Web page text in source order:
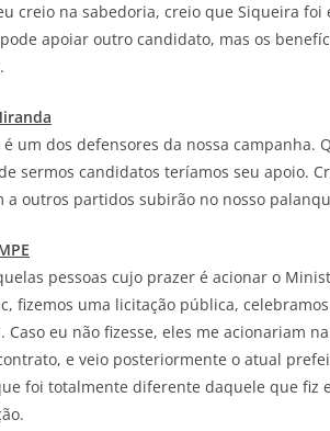
creio na sabedoria, creio que Siqueira
apoiar outro candidato, mas os
é um dos defensores da nossa campanha.
sermos candidatos teríamos seu apoio.
a outros partidos subirão no nosso
pessoas cujo prazer é acionar o
fizemos uma licitação pública,
Caso eu não fizesse, eles me acionariam
e veio posteriormente o atual
foi totalmente diferente daquele que fiz